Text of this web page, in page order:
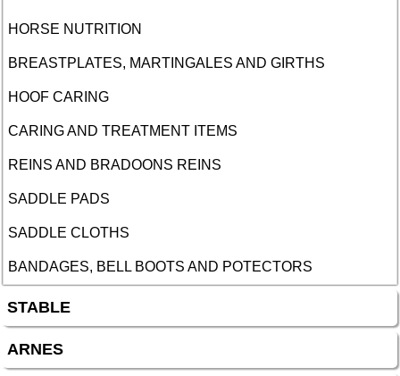
HORSE NUTRITION
BREASTPLATES, MARTINGALES AND GIRTHS
HOOF CARING
CARING AND TREATMENT ITEMS
REINS AND BRADOONS REINS
SADDLE PADS
SADDLE CLOTHS
BANDAGES, BELL BOOTS AND POTECTORS
STABLE
ARNES